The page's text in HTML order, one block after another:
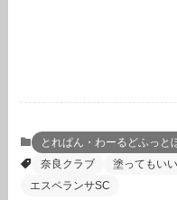
とれぱん・わーるどふっと
奈良クラブ
塗ってもい
エスペランサSC